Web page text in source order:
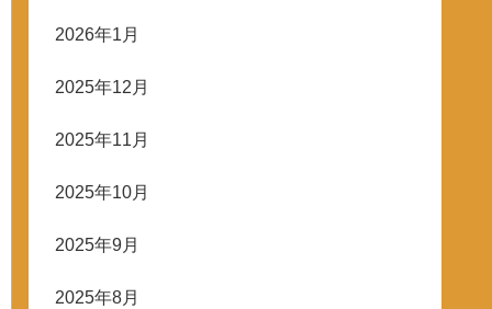
2026年1月
2025年12月
2025年11月
2025年10月
2025年9月
2025年8月